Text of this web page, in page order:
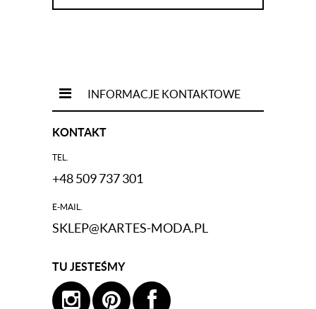
INFORMACJE KONTAKTOWE
KONTAKT
TEL.
+48 509 737 301
E-MAIL.
SKLEP@KARTES-MODA.PL
TU JESTEŚMY